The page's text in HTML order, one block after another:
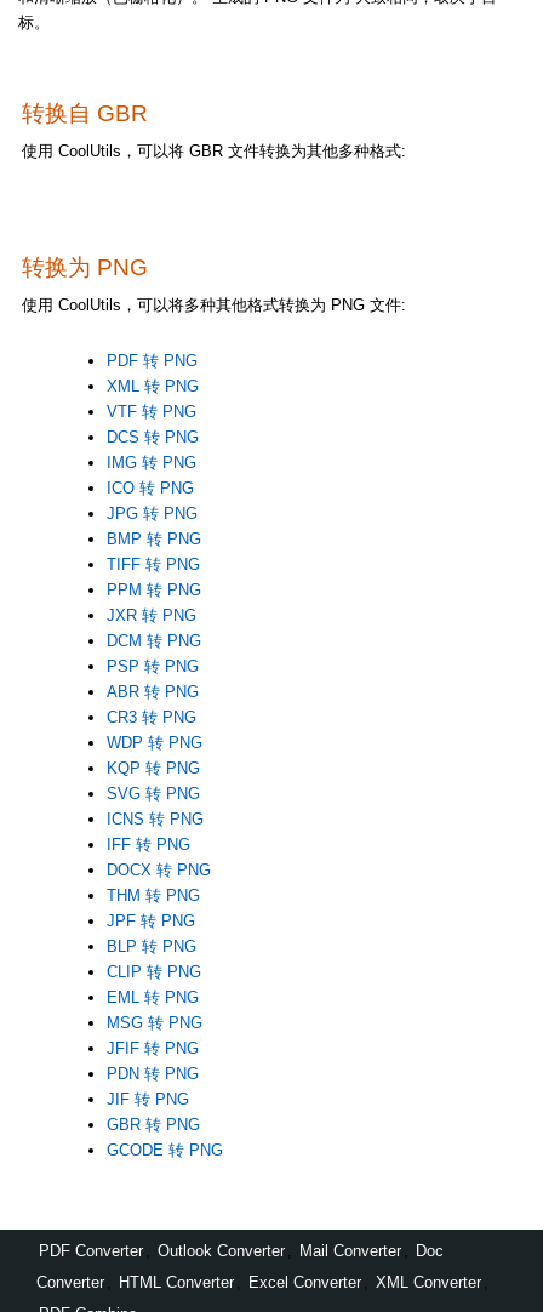
标。
转换自 GBR
使用 CoolUtils，可以将 GBR 文件转换为其他多种格式:
转换为 PNG
使用 CoolUtils，可以将多种其他格式转换为 PNG 文件:
PDF 转 PNG
XML 转 PNG
VTF 转 PNG
DCS 转 PNG
IMG 转 PNG
ICO 转 PNG
JPG 转 PNG
BMP 转 PNG
TIFF 转 PNG
PPM 转 PNG
JXR 转 PNG
DCM 转 PNG
PSP 转 PNG
ABR 转 PNG
CR3 转 PNG
WDP 转 PNG
KQP 转 PNG
SVG 转 PNG
ICNS 转 PNG
IFF 转 PNG
DOCX 转 PNG
THM 转 PNG
JPF 转 PNG
BLP 转 PNG
CLIP 转 PNG
EML 转 PNG
MSG 转 PNG
JFIF 转 PNG
PDN 转 PNG
JIF 转 PNG
GBR 转 PNG
GCODE 转 PNG
PDF Converter Outlook Converter Mail Converter
Doc
Converter
HTML Converter Excel Converter XML Converter